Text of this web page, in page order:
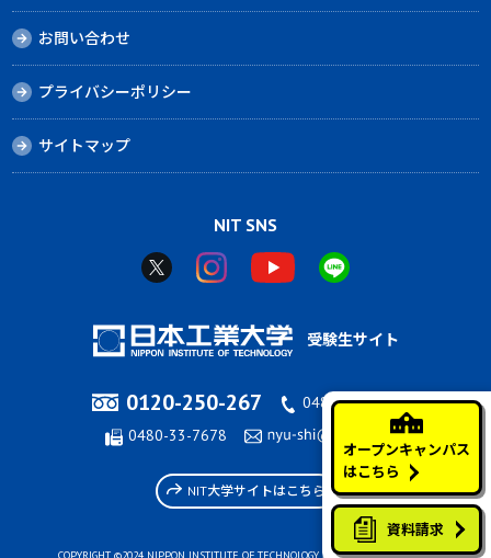
オープンキャンパス
はこちら
資料請求
お問い合わせ
プライバシーポリシー
サイトマップ
NIT SNS
受験生サイト
0120-250-267
0480-33-7676
0480-33-7678
NIT大学サイトはこちら